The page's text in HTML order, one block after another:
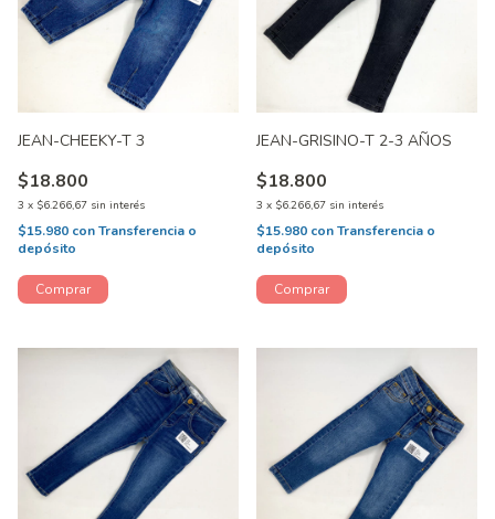
JEAN-CHEEKY-T 3
$18.800
3 x $6.266,67 sin interés
$15.980 conTransferencia o
depósito
JEAN-GRISINO-T 2-3 AÑOS
$18.800
3 x $6.266,67 sin interés
$15.980 conTransferencia o
depósito